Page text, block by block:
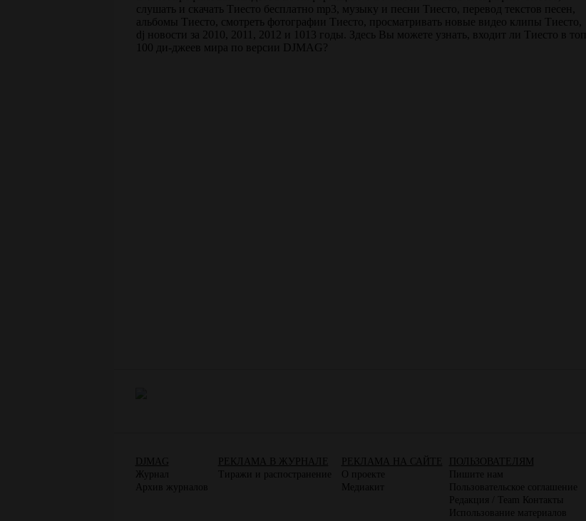
слушать и скачать Тиесто бесплатно mp3, музыку и песни Тиесто, перевод текстов песен,
альбомы Тиесто, смотреть фотографии Тиесто, просматривать новые видео клипы Тиесто,
dj новости за 2010, 2011, 2012 и 1013 годы. Здесь Вы можете узнать, входит ли Тиесто в топ
100 ди-джеев мира по версии DJMAG?
DJMAG
Журнал
Архив журналов
РЕКЛАМА В ЖУРНАЛЕ
Тиражи и распостранение
РЕКЛАМА НА САЙТЕ
О проекте
Медиакит
ПОЛЬЗОВАТЕЛЯМ
Пишите нам
Пользовательское соглашение
Редакция / Team Контакты
Использование материалов